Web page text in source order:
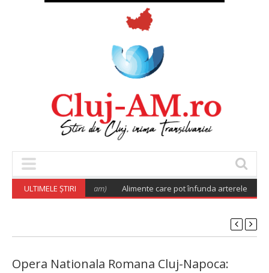
ULTIMELE ȘTIRI
(August 5, 2026 6:02 am) Alimente care pot înfunda arterele. Cu ce le
Opera Nationala Romana Cluj-Napoca: